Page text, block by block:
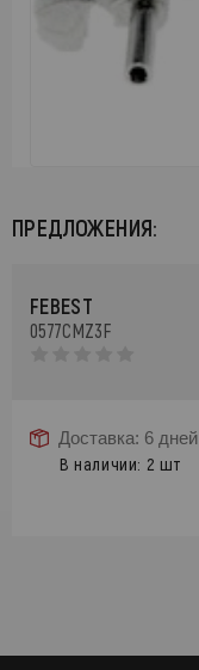
ПРЕДЛОЖЕНИЯ:
FEBEST
0577CMZ3F
Доставка: 6 дней
В наличии: 2 шт